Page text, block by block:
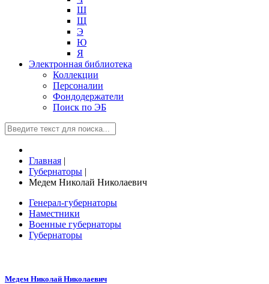
Ш
Щ
Э
Ю
Я
Электронная библиотека
Коллекции
Персоналии
Фондодержатели
Поиск по ЭБ
Главная |
Губернаторы |
Медем Николай Николаевич
Генерал-губернаторы
Наместники
Военные губернаторы
Губернаторы
Медем Николай Николаевич